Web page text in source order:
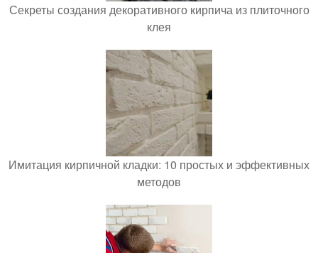
Секреты создания декоративного кирпича из плиточного
клея
Имитация кирпичной кладки: 10 простых и эффективных
методов